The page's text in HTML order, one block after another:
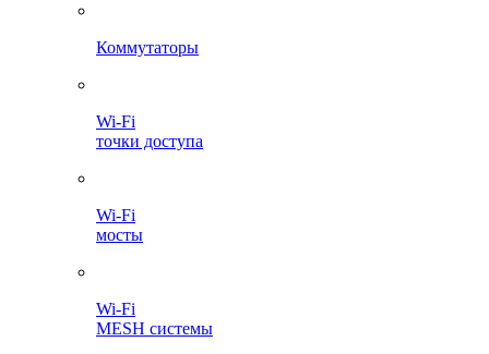
Коммутаторы
Wi-Fi
точки доступа
Wi-Fi
мосты
Wi-Fi
MESH системы